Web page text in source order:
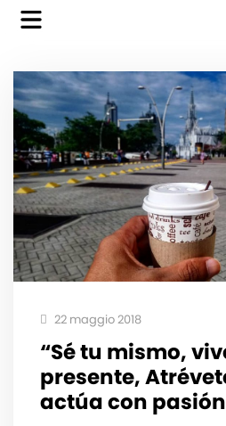
22 maggio 2018
“Sé tu mismo,
presente,
actúa con